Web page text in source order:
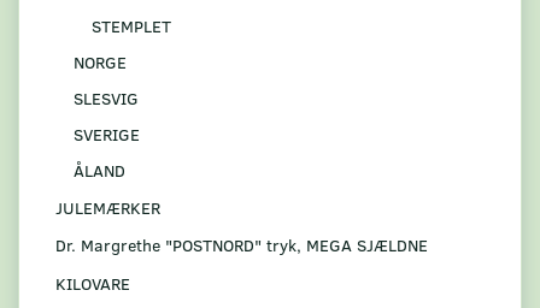
STEMPLET
NORGE
SLESVIG
SVERIGE
ÅLAND
JULEMÆRKER
Dr. Margrethe "POSTNORD" tryk, MEGA SJÆLDNE
KILOVARE